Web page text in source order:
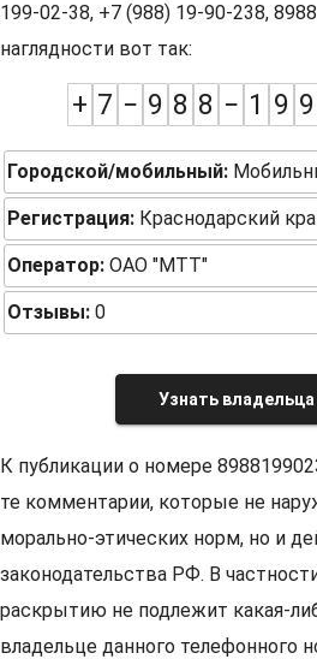
199-02-38, +7 (988) 19-90-238,
наглядности вот так:
+ 7 − 9 8 8 − 1 9 9
Городской/мобильный:
Регистрация: Краснодарский
Оператор: ОАО "МТТ"
Отзывы: 0
Узнать
К публикации о номере
те комментарии, которые не
морально-этических норм, но и
законодательства РФ. В
раскрытию не подлежит какая-
владельце данного телефонного